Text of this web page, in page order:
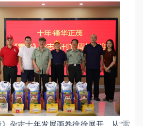
杂志十年发展画卷徐徐展开。从“雷